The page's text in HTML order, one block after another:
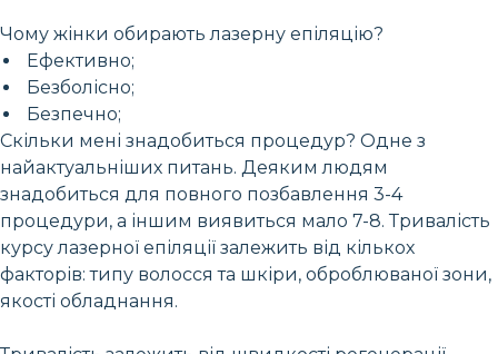
Чому жінки обирають лазерну епіляцію?
Ефективно;
Безболісно;
Безпечно;
Скільки мені знадобиться процедур? Одне з
найактуальніших питань. Деяким людям
знадобиться для повного позбавлення 3-4
процедури, а іншим виявиться мало 7-8. Тривалість
курсу лазерної епіляції залежить від кількох
факторів: типу волосся та шкіри, оброблюваної зони,
якості обладнання.